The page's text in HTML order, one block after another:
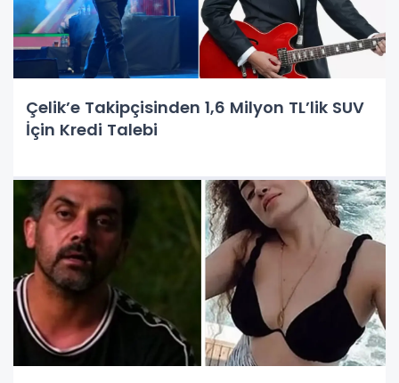
Çelik’e Takipçisinden 1,6 Milyon TL’lik SUV
İçin Kredi Talebi